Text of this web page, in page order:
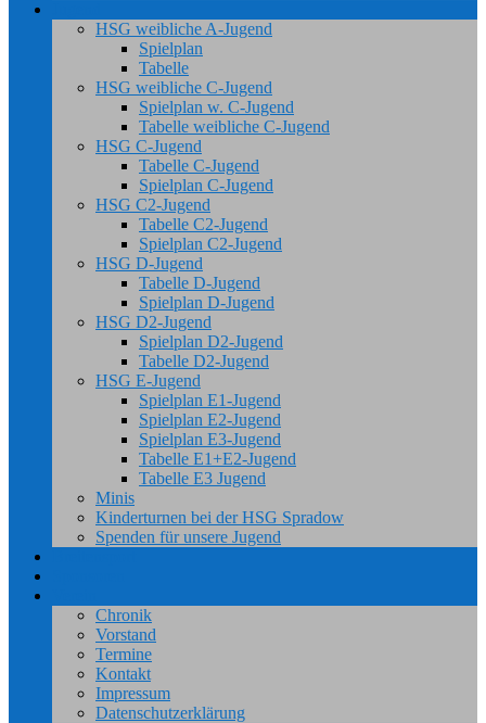
HSG weibliche A-Jugend
Spielplan
Tabelle
HSG weibliche C-Jugend
Spielplan w. C-Jugend
Tabelle weibliche C-Jugend
HSG C-Jugend
Tabelle C-Jugend
Spielplan C-Jugend
HSG C2-Jugend
Tabelle C2-Jugend
Spielplan C2-Jugend
HSG D-Jugend
Tabelle D-Jugend
Spielplan D-Jugend
HSG D2-Jugend
Spielplan D2-Jugend
Tabelle D2-Jugend
HSG E-Jugend
Spielplan E1-Jugend
Spielplan E2-Jugend
Spielplan E3-Jugend
Tabelle E1+E2-Jugend
Tabelle E3 Jugend
Minis
Kinderturnen bei der HSG Spradow
Spenden für unsere Jugend
Chronik
Vorstand
Termine
Kontakt
Impressum
Datenschutzerklärung